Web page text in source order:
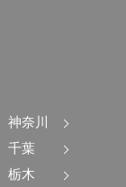
神奈川
千葉
栃木